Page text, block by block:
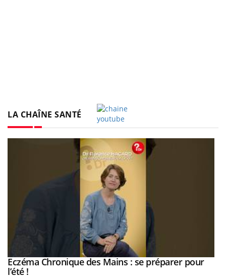
LA CHAÎNE SANTÉ
Youtube
Eczéma Chronique des Mains : se préparer pour
l’été !Youtube